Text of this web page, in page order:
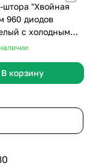
штора "Хвойная
960 диодов
с холодным
12 нитей
В корзину